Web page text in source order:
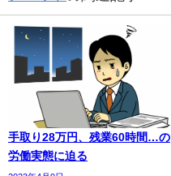
手取り28万円、残業60時間…の
労働実態に迫る